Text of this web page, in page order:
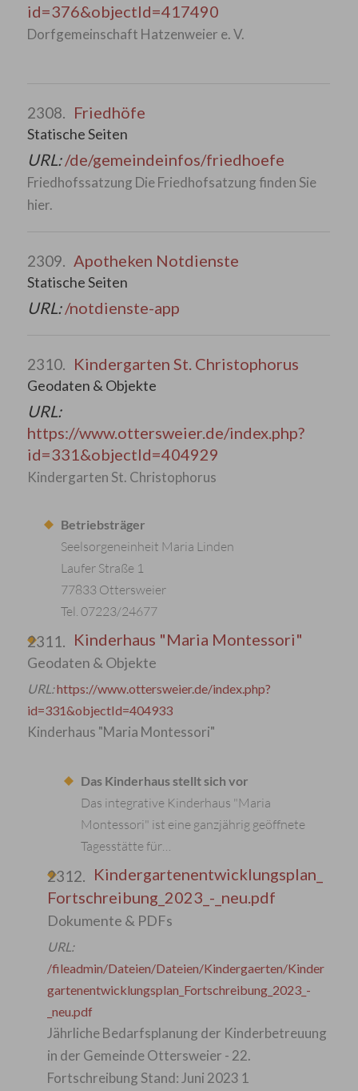
id=376&objectId=417490
Dorfgemeinschaft Hatzenweier e. V.
2308. Friedhöfe
Statische Seiten
URL:/de/gemeindeinfos/friedhoefe
Friedhofssatzung Die Friedhofsatzung finden Sie
hier.
2309. Apotheken Notdienste
Statische Seiten
URL:/notdienste-app
2310. Kindergarten St. Christophorus
Geodaten & Objekte
URL:
https://www.ottersweier.de/index.php?
id=331&objectId=404929
Kindergarten St. Christophorus
Betriebsträger
Seelsorgeneinheit Maria Linden
Laufer Straße 1
77833 Ottersweier
Tel. 07223/24677
2311. Kinderhaus "Maria Montessori"
Geodaten & Objekte
URL:https://www.ottersweier.de/index.php?
id=331&objectId=404933
Kinderhaus "Maria Montessori"
Das Kinderhaus stellt sich vor
Das integrative Kinderhaus "Maria
Montessori" ist eine ganzjährig geöffnete
Tagesstätte für…
2312. Kindergartenentwicklungsplan_
Fortschreibung_2023_-_neu.pdf
Dokumente & PDFs
URL:
/fileadmin/Dateien/Dateien/Kindergaerten/Kinder
gartenentwicklungsplan_Fortschreibung_2023_-
_neu.pdf
Jährliche Bedarfsplanung der Kinderbetreuung
in der Gemeinde Ottersweier - 22.
Fortschreibung Stand: Juni 2023 1